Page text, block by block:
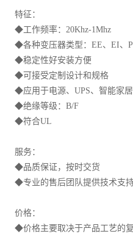
特征 ：
◆工作频率：20Khz-1Mhz
◆各种变压器类型：EE、EI、
◆稳定性好安装方便
◆可接受定制设计和规格
◆应用于电源、UPS、智能家
◆绝缘等级：B/F
◆符合UL
服务：
◆品质保证，按时交货
◆专业的售后团队提供技术支
价格：
◆价格主要取决于产品工艺的